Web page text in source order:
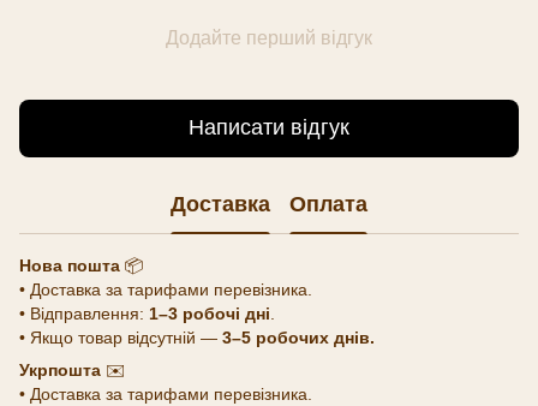
Додайте перший відгук
Написати відгук
Доставка Оплата
Нова пошта 📦
• Доставка за тарифами перевізника.
• Відправлення: 1–3 робочі дні
• Якщо товар відсутній — 3–5 робочих днів.
Укрпошта ✉️
• Доставка за тарифами перевізника.